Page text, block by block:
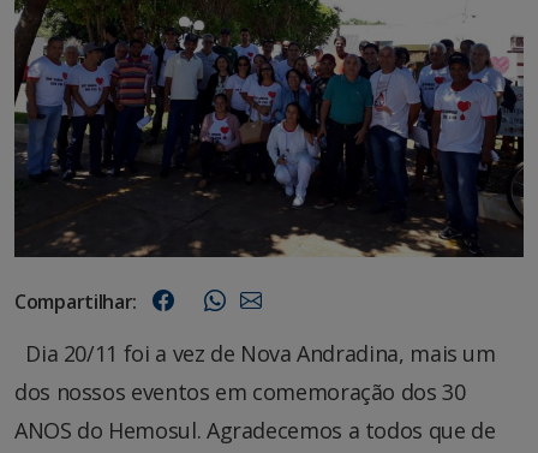
Compartilhar:
Dia 20/11 foi a vez de Nova Andradina, mais um
dos nossos eventos em comemoração dos 30
ANOS do Hemosul. Agradecemos a todos que de